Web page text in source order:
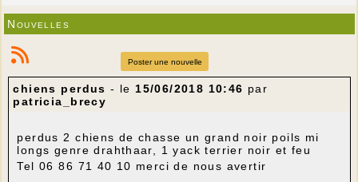
Nouvelles
Poster une nouvelle
chiens perdus - le15/06/2018 10:46 par
patricia_brecy
perdus 2 chiens de chasse un grand noir poils mi
longs genre drahthaar, 1 yack terrier noir et feu
Tel 06 86 71 40 10 merci de nous avertir